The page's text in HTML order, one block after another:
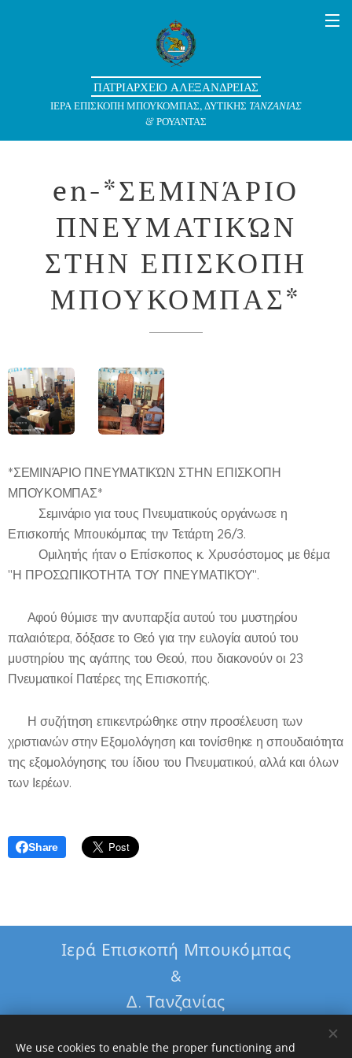
ΠΑΤΡΙΑΡΧΕΙΟ ΑΛΕΞΑΝΔΡΕΙΑΣ
ΙΕΡΑ ΕΠΙΣΚΟΠΗ ΜΠΟΥΚΟΜΠΑΣ, ΔΥΤΙΚΗΣ ΤΑΝΖΑΝΙΑΣ
& ΡΟΥΑΝΤΑΣ
en-*ΣΕΜΙΝΆΡΙΟ
ΠΝΕΥΜΑΤΙΚΏΝ
ΣΤΗΝ ΕΠΙΣΚΟΠΗ
ΜΠΟΥΚΟΜΠΑΣ*
*ΣΕΜΙΝΆΡΙΟ ΠΝΕΥΜΑΤΙΚΏΝ ΣΤΗΝ ΕΠΙΣΚΟΠΗ
ΜΠΟΥΚΟΜΠΑΣ*
📌Σεμινάριο για τους Πνευματικούς οργάνωσε η
Επισκοπής Μπουκόμπας την Τετάρτη 26/3.
✍️Ομιλητής ήταν ο Επίσκοπος κ. Χρυσόστομος με θέμα
"Η ΠΡΟΣΩΠΙΚΌΤΗΤΑ ΤΟΥ ΠΝΕΥΜΑΤΙΚΌΥ".
🔸 Αφού θύμισε την ανυπαρξία αυτού του μυστηρίου
παλαιότερα, δόξασε το Θεό για την ευλογία αυτού του
μυστηρίου της αγάπης του Θεού, που διακονούν οι 23
Πνευματικοί Πατέρες της Επισκοπής.
🔸 Η συζήτηση επικεντρώθηκε στην προσέλευση των
χριστιανών στην Εξομολόγηση και τονίσθηκε η σπουδαιότητα
της εξομολόγησης του ίδιου του Πνευματικού, αλλά και όλων
των Ιερέων.
Share
Ιερά Επισκοπή Μπουκόμπας
&
Δ. Τανζανίας
We use cookies to enable the proper functioning and